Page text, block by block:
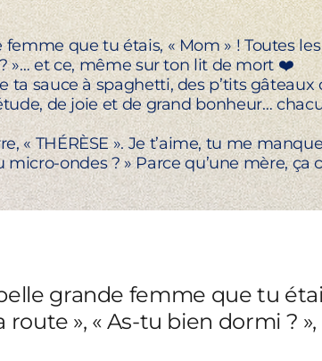
que tu étais, « Mom » ! Toutes
? »… et ce, même sur ton lit de mort ❤️
ta sauce à spaghetti, des p’tits
de joie et de grand bonheur…
« THÉRÈSE ». Je t’aime, tu me
ondes ? » Parce qu’une mère,
grande femme que tu
route », « As-tu bien dormi ?